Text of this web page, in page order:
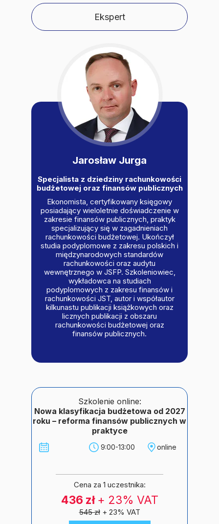
Ekspert
Jarosław Jurga
Ekonomista, certyfikowany księgowy
posiadający wieloletnie doświadczenie w
zakresie finansów publicznych, praktyk
specjalizujący się w zagadnieniach
rachunkowości budżetowej. Ukończył
studia podyplomowe z zakresu polskich i
międzynarodowych standardów
rachunkowości oraz audytu
wewnętrznego w JSFP. Szkoleniowiec,
wykładowca na studiach
podyplomowych z zakresu finansów i
rachunkowości JST, autor i współautor
kilkunastu publikacji książkowych oraz
licznych publikacji z obszaru
rachunkowości budżetowej oraz
finansów publicznych.
Specjalista z dziedziny rachunkowości
budżetowej oraz finansów publicznych
Szkolenie online:
Nowa klasyfikacja budżetowa od 2027
roku – reforma finansów publicznych w
praktyce
436 zł + 23% VAT
Cena za 1 uczestnika:
online
9:00-13:00
545 zł+ 23% VAT